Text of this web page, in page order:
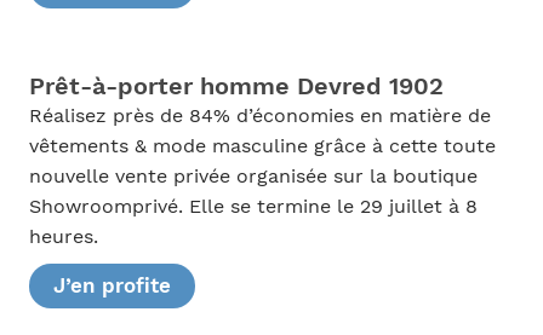
Prêt-à-porter homme Devred 1902
Réalisez près de 84% d’économies en matière de
vêtements & mode masculine grâce à cette toute
nouvelle vente privée organisée sur la boutique
Showroomprivé. Elle se termine le 29 juillet à 8
heures.
J’en profite